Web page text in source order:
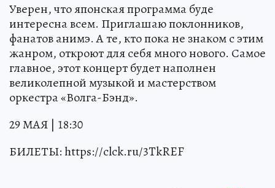
Уверен, что японская программа буде
интересна всем. Приглашаю поклонников,
фанатов анимэ. А те, кто пока не знаком с этим
жанром, откроют для себя много нового. Самое
главное, этот концерт будет наполнен
великолепной музыкой и мастерством
оркестра «Волга-Бэнд».
29 МАЯ | 18:30
БИЛЕТЫ: https://clck.ru/3TkREF